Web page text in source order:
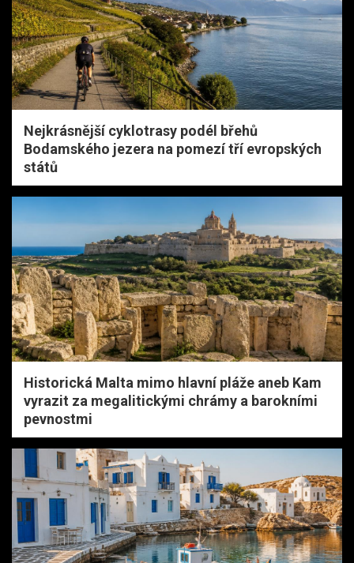
Nejkrásnější cyklotrasy podél břehů
Bodamského jezera na pomezí tří evropských
států
Historická Malta mimo hlavní pláže aneb Kam
vyrazit za megalitickými chrámy a barokními
pevnostmi